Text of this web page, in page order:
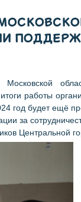
работы
год будет ещё
за
Центральной